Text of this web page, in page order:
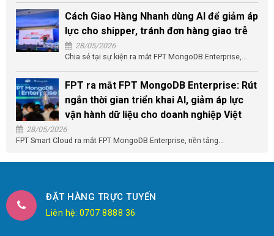
Cách Giao Hàng Nhanh dùng AI để giảm áp
lực cho shipper, tránh đơn hàng giao trễ
28/05/2026
Chia sẻ tại sự kiện ra mắt FPT MongoDB Enterprise,...
FPT ra mắt FPT MongoDB Enterprise: Rút
ngắn thời gian triển khai AI, giảm áp lực
vận hành dữ liệu cho doanh nghiệp Việt
28/05/2026
FPT Smart Cloud ra mắt FPT MongoDB Enterprise, nền tảng...
ĐẶT HÀNG TRỰC TUYẾN
Liên hệ: 0707 8888 36